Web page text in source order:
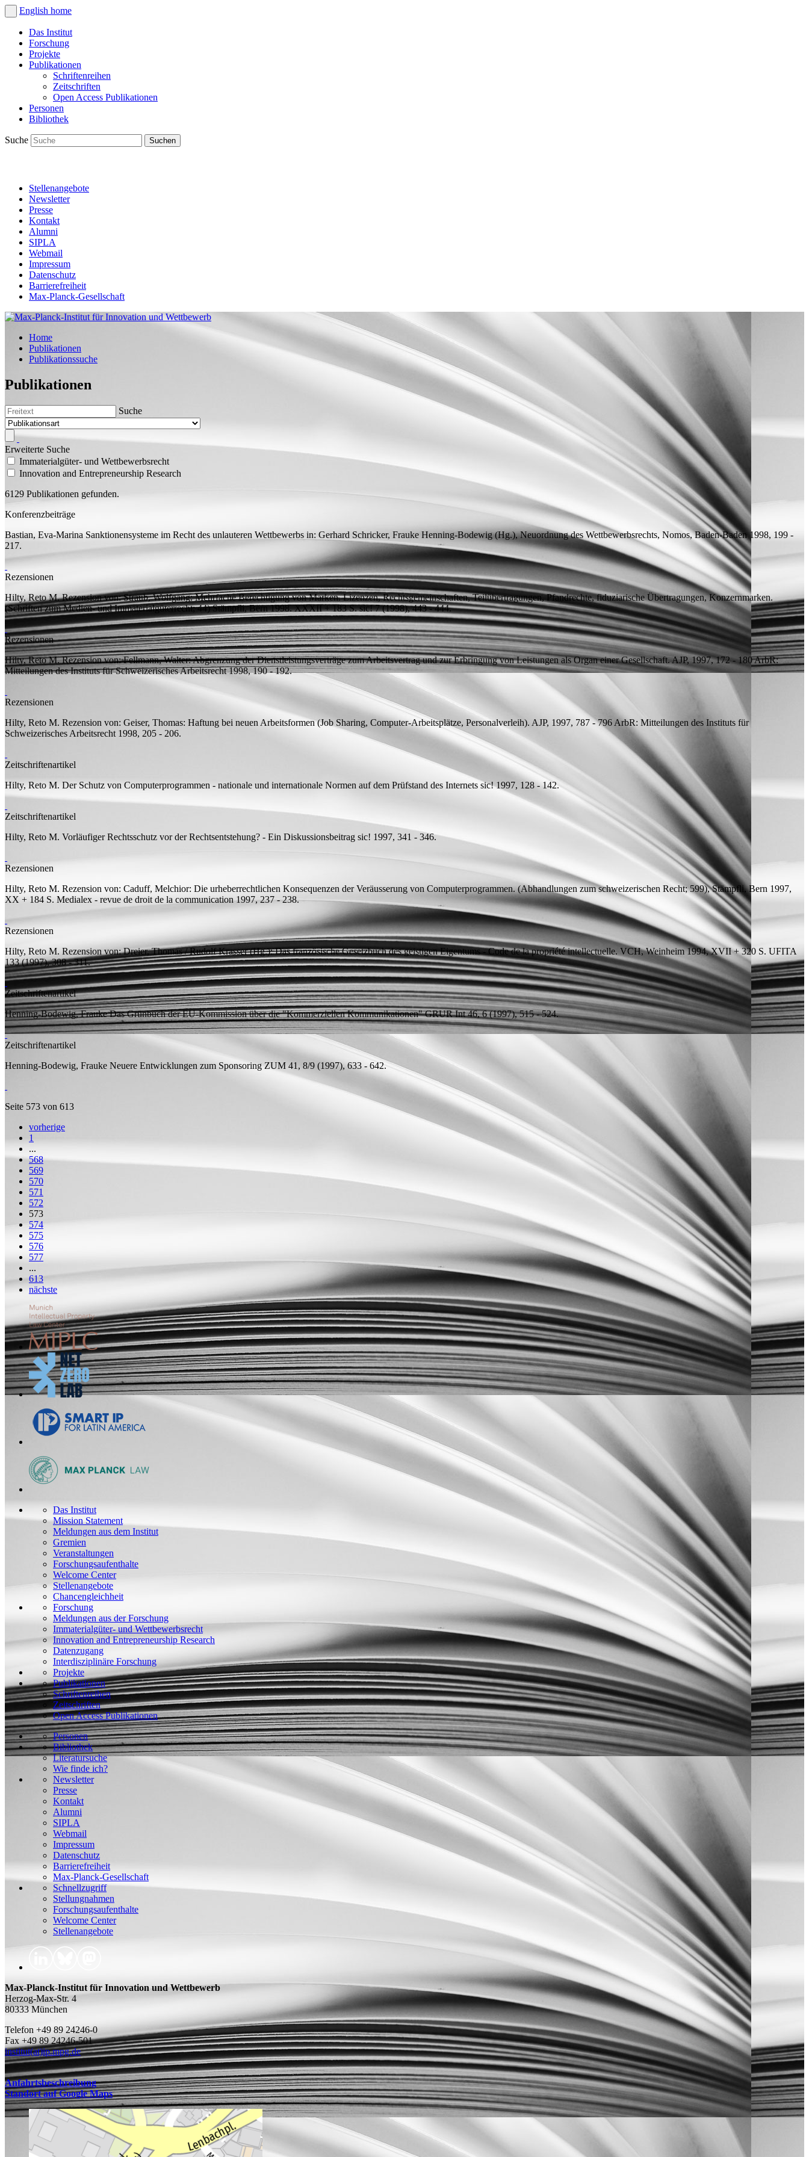
English home
Das Institut
Forschung
Projekte
Publikationen
Schriftenreihen
Zeitschriften
Open Access Publikationen
Personen
Bibliothek
Suche
Stellenangebote
Newsletter
Presse
Kontakt
Alumni
SIPLA
Webmail
Impressum
Datenschutz
Barrierefreiheit
Max-Planck-Gesellschaft
Home
Publikationen
Publikationssuche
Publikationen
Suche
Erweiterte Suche
Immaterialgüter- und Wettbewerbsrecht
Innovation and Entrepreneurship Research
6129 Publikationen gefunden.
Konferenzbeiträge
Bastian, Eva-Marina Sanktionensysteme im Recht des unlauteren Wettbewerbs in: Gerhard Schricker, Frauke Henning-Bodewig (Hg.), Neuordnung des Wettbewerbsrechts, Nomos, Baden-Baden 1998, 199 -
217.
Rezensionen
Hilty, Reto M. Rezension von:Straub, Wolfgang: Mehrfache Berechtigung von Marken. Lizenzen, Rechtsgemeinschaften, Teilübertragungen, Pfandrechte, fiduziarische Übertragungen, Konzernmarken.
(Schriften zum Medien- und Immaterialgüterrecht; 44) Stämpfli, Bern 1998. XXXII + 183 S.sic! 7 (1998), 443 - 444.
Rezensionen
Hilty, Reto M. Rezension von:Fellmann, Walter: Abgrenzung der Dienstleistungsverträge zum Arbeitsvertrag und zur Erbringung von Leistungen als Organ einer Gesellschaft. AJP, 1997, 172 - 180ArbR:
Mitteilungen des Instituts für Schweizerisches Arbeitsrecht 1998, 190 - 192.
Rezensionen
Hilty, Reto M. Rezension von: Geiser, Thomas: Haftung bei neuen Arbeitsformen (Job Sharing, Computer-Arbeitsplätze, Personalverleih). AJP, 1997, 787 - 796 ArbR: Mitteilungen des Instituts für
Schweizerisches Arbeitsrecht 1998, 205 - 206.
Zeitschriftenartikel
Hilty, Reto M. Der Schutz von Computerprogrammen - nationale und internationale Normen auf dem Prüfstand des Internets sic! 1997, 128 - 142.
Zeitschriftenartikel
Hilty, Reto M. Vorläufiger Rechtsschutz vor der Rechtsentstehung? - Ein Diskussionsbeitrag sic! 1997, 341 - 346.
Rezensionen
Hilty, Reto M. Rezension von: Caduff, Melchior: Die urheberrechtlichen Konsequenzen der Veräusserung von Computerprogrammen. (Abhandlungen zum schweizerischen Recht; 599), Stämpfli, Bern 1997,
XX + 184 S. Medialex - revue de droit de la communication 1997, 237 - 238.
Rezensionen
Hilty, Reto M. Rezension von:Dreier, Thomas / Rudolf Krasser (Hg.): Das französische Gesetzbuch des geistigen Eigentums - Code de la propriété intellectuelle. VCH, Weinheim 1994, XVII + 320 S. UFITA
133 (1997), 308 - 311.
Zeitschriftenartikel
Henning-Bodewig, Frauke Das Grünbuch der EU-Kommission über die "Kommerziellen Kommunikationen"GRUR Int 46, 6 (1997), 515 - 524.
Zeitschriftenartikel
Henning-Bodewig, Frauke Neuere Entwicklungen zum SponsoringZUM 41, 8/9 (1997), 633 - 642.
Seite 573 von 613
vorherige
1
...
568
569
570
571
572
573
574
575
576
577
...
613
nächste
Das Institut
Mission Statement
Meldungen aus dem Institut
Gremien
Veranstaltungen
Forschungsaufenthalte
Welcome Center
Stellenangebote
Chancengleichheit
Forschung
Meldungen aus der Forschung
Immaterialgüter- und Wettbewerbsrecht
Innovation and Entrepreneurship Research
Datenzugang
Interdisziplinäre Forschung
Projekte
Publikationen
Schriftenreihen
Zeitschriften
Open Access Publikationen
Personen
Bibliothek
Literatursuche
Wie finde ich?
Newsletter
Presse
Kontakt
Alumni
SIPLA
Webmail
Impressum
Datenschutz
Barrierefreiheit
Max-Planck-Gesellschaft
Schnellzugriff
Stellungnahmen
Forschungsaufenthalte
Welcome Center
Stellenangebote
Max-Planck-Institut für Innovation und Wettbewerb
Herzog-Max-Str. 4
80333 München
Telefon +49 89 24246-0
Fax +49 89 24246-501
institut(at)ip.mpg.de
Anfahrtsbeschreibung
Standort auf Google Maps